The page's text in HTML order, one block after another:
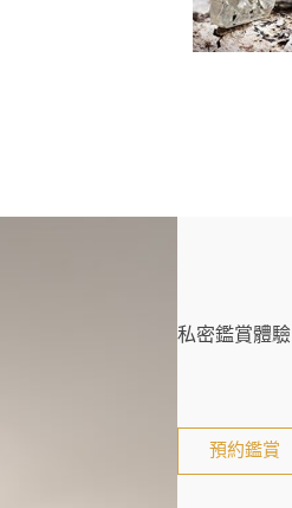
私密鑑賞體驗
預約鑑賞